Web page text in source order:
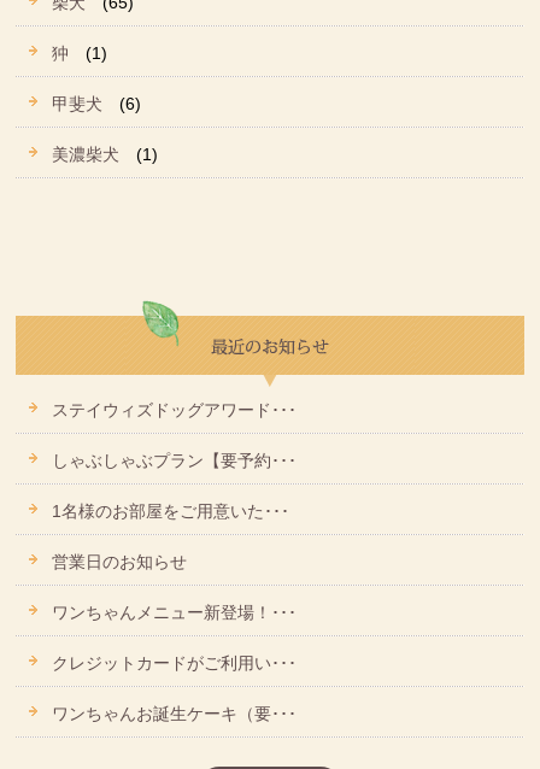
狆 (1)
甲斐犬 (6)
美濃柴犬 (1)
ステイウィズドッグアワード･･･
しゃぶしゃぶプラン【要予約･･･
1名様のお部屋をご用意いた･･･
営業日のお知らせ
ワンちゃんメニュー新登場！･･･
クレジットカードがご利用い･･･
ワンちゃんお誕生ケーキ（要･･･